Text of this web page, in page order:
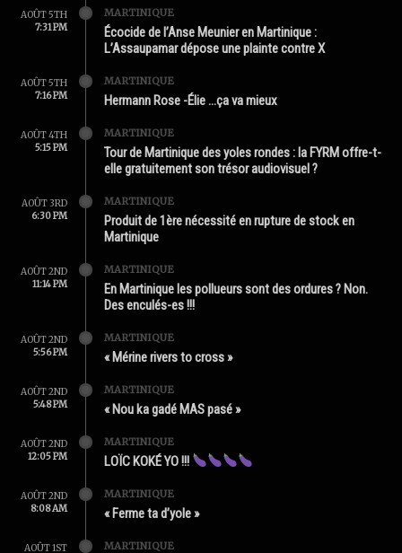
AOÛT 5TH
7:31 PM
MARTINIQUE
Écocide de l’Anse Meunier en Martinique :
L’Assaupamar dépose une plainte contre X
AOÛT 5TH
7:16 PM
MARTINIQUE
Hermann Rose -Élie …ça va mieux
AOÛT 4TH
5:15 PM
MARTINIQUE
Tour de Martinique des yoles rondes : la FYRM offre-t-
elle gratuitement son trésor audiovisuel ?
AOÛT 3RD
6:30 PM
MARTINIQUE
Produit de 1ère nécessité en rupture de stock en
Martinique
AOÛT 2ND
11:14 PM
MARTINIQUE
En Martinique les pollueurs sont des ordures ? Non.
Des enculés-es !!!
AOÛT 2ND
5:56 PM
MARTINIQUE
« Mérine rivers to cross »
AOÛT 2ND
5:48 PM
MARTINIQUE
« Nou ka gadé MAS pasé »
AOÛT 2ND
12:05 PM
MARTINIQUE
LOÏC KOKÉ YO !!!
AOÛT 2ND
8:08 AM
MARTINIQUE
« Ferme ta d’yole »
AOÛT 1ST MARTINIQUE